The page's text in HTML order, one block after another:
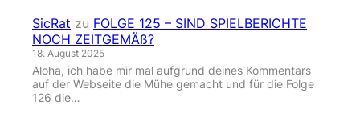
SicRat zu FOLGE 125 – SIND SPIELBERICHTE
NOCH ZEITGEMÄß?
18. August 2025
Aloha, ich habe mir mal aufgrund deines Kommentars
auf der Webseite die Mühe gemacht und für die Folge
126 die…